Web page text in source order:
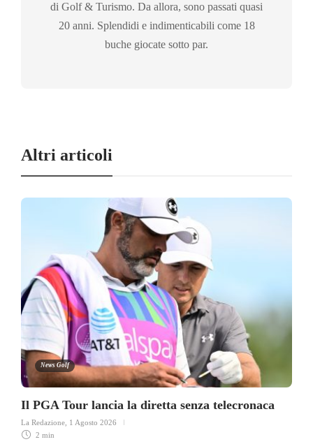
di Golf & Turismo. Da allora, sono passati quasi
20 anni. Splendidi e indimenticabili come 18
buche giocate sotto par.
Altri articoli
News Golf
Il PGA Tour lancia la diretta senza telecronaca
La Redazione 1 Agosto 2026
2 min